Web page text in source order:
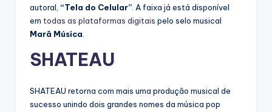
autoral, “Tela do Celular”. A faixa já está disponível
em todas as plataformas digitais pelo selo musical
Marã Música.
SHATEAU
SHATEAU retorna com mais uma produção musical de
sucesso unindo dois grandes nomes da música pop